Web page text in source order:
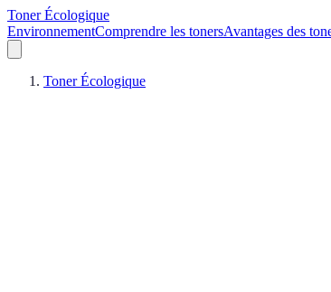
Toner Écologique
EnvironnementComprendre les tonersAvantages des
Toner Écologique